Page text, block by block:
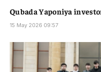
Qubada Yaponiya
15 May 2026 09:57